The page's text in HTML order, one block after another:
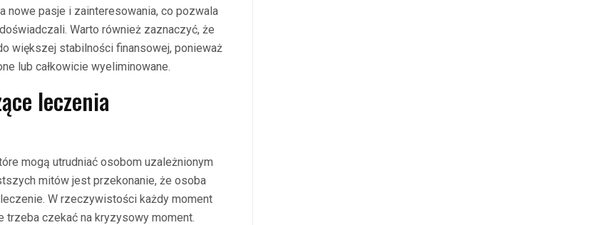
nowe pasje i zainteresowania, co pozwala
Warto również zaznaczyć, że
większej stabilności finansowej, ponieważ
lub całkowicie wyeliminowane.
leczenia
mogą utrudniać osobom uzależnionym
mitów jest przekonanie, że osoba
W rzeczywistości każdy moment
trzeba czekać na kryzysowy moment.